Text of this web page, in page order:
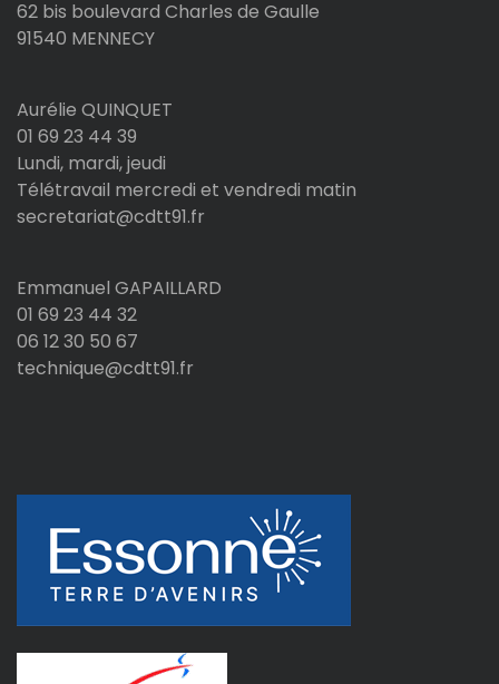
62 bis boulevard Charles de Gaulle
91540 MENNECY
Aurélie QUINQUET
01 69 23 44 39
Lundi, mardi, jeudi
Télétravail mercredi et vendredi matin
secretariat@cdtt91.fr
Emmanuel GAPAILLARD
01 69 23 44 32
06 12 30 50 67
technique@cdtt91.fr